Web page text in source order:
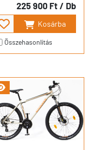
225 900 Ft/ Db
Kosárba
Összehasonlítás